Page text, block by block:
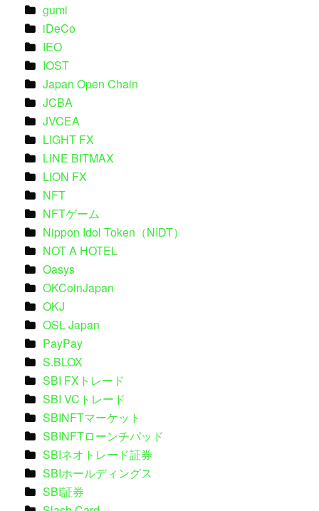
gumi
iDeCo
IEO
IOST
Japan Open Chain
JCBA
JVCEA
LIGHT FX
LINE BITMAX
LION FX
NFT
NFTゲーム
Nippon Idol Token（NIDT）
NOT A HOTEL
Oasys
OKCoinJapan
OKJ
OSL Japan
PayPay
S.BLOX
SBI FXトレード
SBI VCトレード
SBINFTマーケット
SBINFTローンチパッド
SBIネオトレード証券
SBIホールディングス
SBI証券